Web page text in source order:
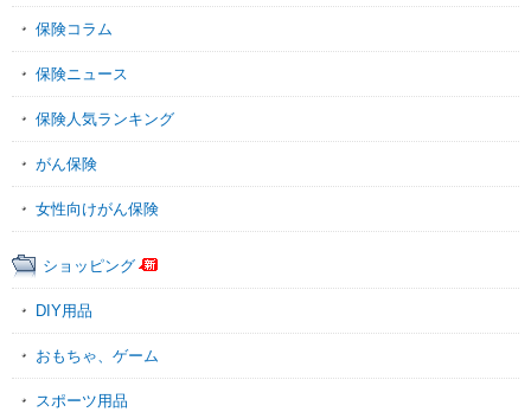
保険コラム
保険ニュース
保険人気ランキング
がん保険
女性向けがん保険
ショッピング
DIY用品
おもちゃ、ゲーム
スポーツ用品